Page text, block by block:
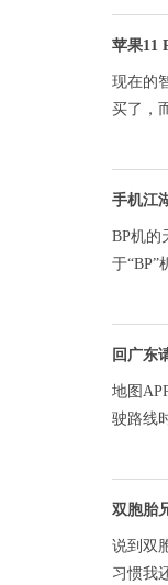
苹果11
现在的
买了，
手机江
BP机的
于“BP”
回广东
地图
驶路线
双胞胎
说到双
习惯我